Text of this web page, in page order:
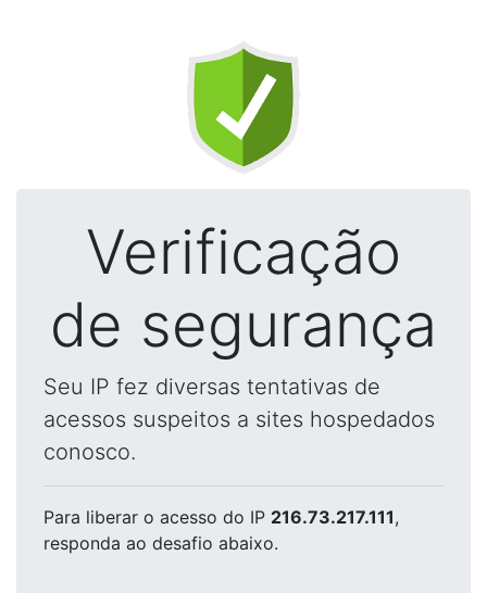
Verificação
de segurança
Seu IP fez diversas tentativas de
acessos suspeitos a sites hospedados
conosco.
Para liberar o acesso do IP 216.73.217.111,
responda ao desafio abaixo.